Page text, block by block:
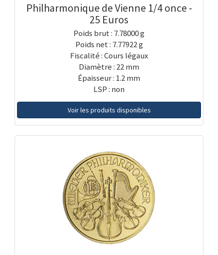
Philharmonique de Vienne 1/4 once -
25 Euros
Poids brut : 7.78000 g
Poids net : 7.77922 g
Fiscalité : Cours légaux
Diamètre : 22 mm
Épaisseur : 1.2 mm
LSP : non
Voir les produits disponibles